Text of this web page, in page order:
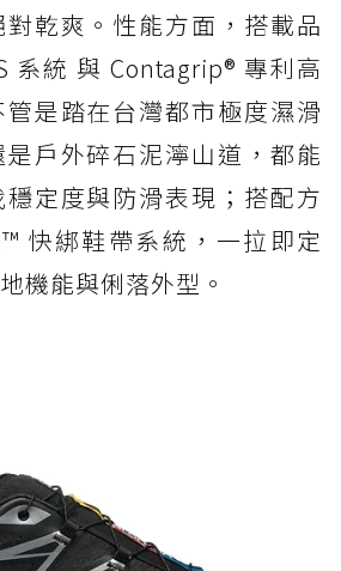
乾爽。性能方面，搭載品
系統 與 Contagrip® 專利高
是踏在台灣都市極度濕滑
戶外碎石泥濘山道，都能
定度與防滑表現；搭配方
快綁鞋帶系統，一拉即定
機能與俐落外型。